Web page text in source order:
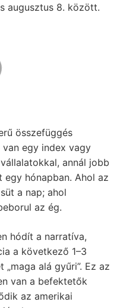
augusztus 8. között.
összefüggés
egy index vagy
annál jobb
hónapban. Ahol az
a nap; ahol
az ég.
hódít a narratíva,
a következő 1–3
alá gyűri”. Ez az
van a befektetők
az amerikai